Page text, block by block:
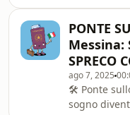
desiderato?
chiamata
Centro, Sud
uniche di
moderne, e
esiste una
viaggio
che sfata
PONTE
Messina:
SPRECO
ago 7, 2025
🛠️ Ponte
sogno